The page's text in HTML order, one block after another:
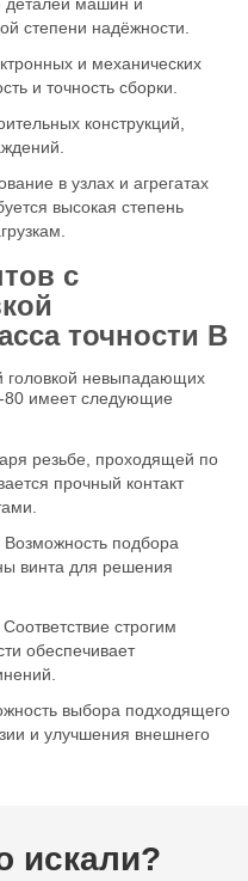
степени надёжности.
и механических
и точность сборки.
конструкций,
в узлах и агрегатах
высокая степень
с
точности В
головкой невыпадающих
80 имеет следующие
резьбе, проходящей по
прочный контакт
подбора
винта для решения
строгим
обеспечивает
выбора подходящего
и улучшения внешнего
искали?